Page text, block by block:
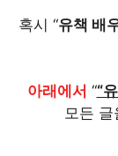
혹시 “유책 배
아래에서 ““
모든